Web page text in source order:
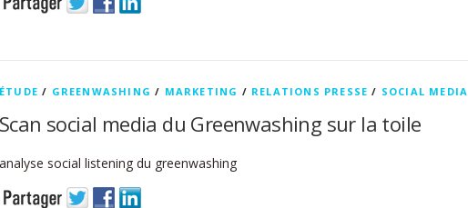
ÉTUDE / GREENWASHING / MARKETING / RELATIONS PRESSE / SOCIAL MEDIA
Scan social media du Greenwashing sur la toile
analyse social listening du greenwashing